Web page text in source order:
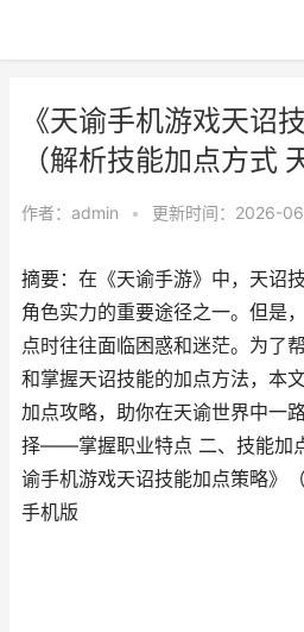
《天谕手机游戏天诏
（解析技能加点方式
作者： admin • 更新时间：2026-
摘要：在《天谕手游》中，天诏
角色实力的重要途径之一。但是
点时往往面临困惑和迷茫。为了
和掌握天诏技能的加点方法，本
加点攻略，助你在天谕世界中一
择——掌握职业特点 二、技能加
谕手机游戏天诏技能加点策略》
手机版